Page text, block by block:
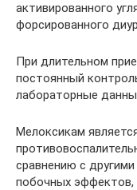
активированного
форсированного
При длительном
постоянный
лабораторные
Мелоксикам
сравнению с
побочных эффектов,